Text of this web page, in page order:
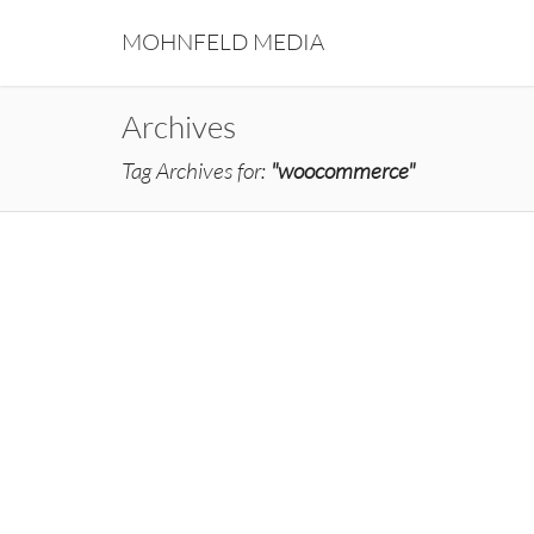
MOHNFELD MEDIA
Archives
Tag Archives for: "woocommerce"